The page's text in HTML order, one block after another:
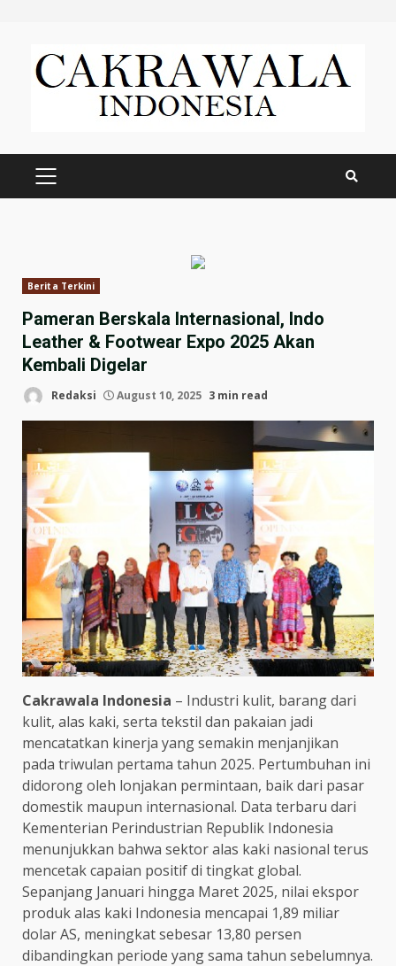
content
PRIMARY
Berita Terkini
Pameran Berskala Internasional, Indo
Leather & Footwear Expo 2025 Akan
Kembali Digelar
Redaksi August 10, 2025 3 min read
Cakrawala Indonesia – Industri kulit, barang dari
kulit, alas kaki, serta tekstil dan pakaian jadi
mencatatkan kinerja yang semakin menjanjikan
pada triwulan pertama tahun 2025. Pertumbuhan ini
didorong oleh lonjakan permintaan, baik dari pasar
domestik maupun internasional. Data terbaru dari
Kementerian Perindustrian Republik Indonesia
menunjukkan bahwa sektor alas kaki nasional terus
mencetak capaian positif di tingkat global.
Sepanjang Januari hingga Maret 2025, nilai ekspor
produk alas kaki Indonesia mencapai 1,89 miliar
dolar AS, meningkat sebesar 13,80 persen
dibandingkan periode yang sama tahun sebelumnya.